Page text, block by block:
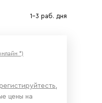
1-3 раб. дня
*)
,
цены на